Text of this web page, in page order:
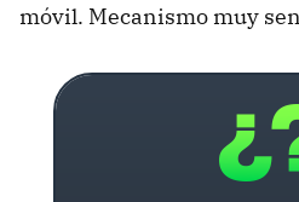
móvil. Mecanismo muy